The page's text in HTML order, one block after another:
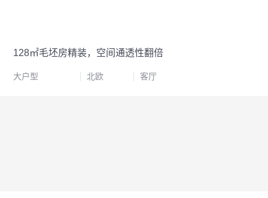
128㎡毛坯房精装，空间通透性翻倍
大户型 北欧 客厅